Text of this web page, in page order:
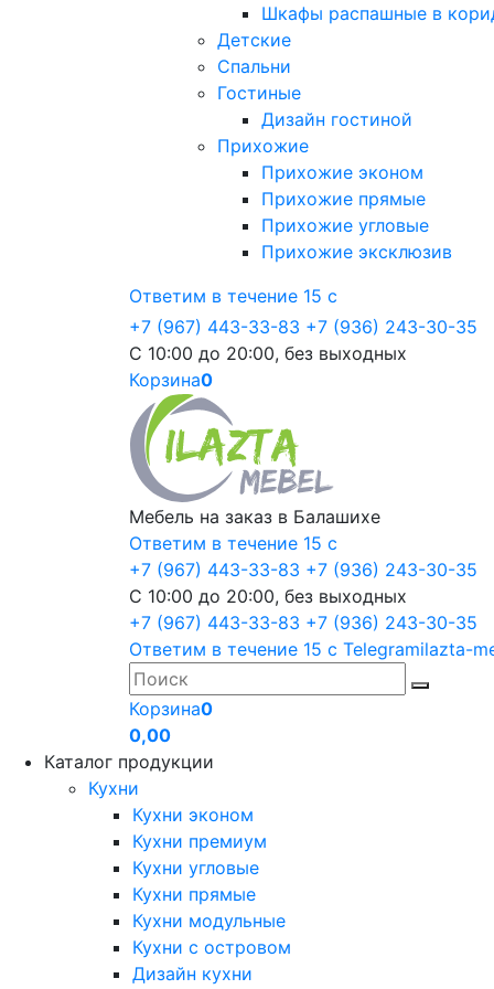
Шкафы распашные в
Детские
Спальни
Гостиные
Дизайн гостиной
Прихожие
Прихожие эконом
Прихожие прямые
Прихожие угловые
Прихожие эксклюзив
Ответим в течение 15 с
+7 (967) 443-33-83 +7 (936) 243-30-35
С 10:00 до 20:00, без выходных
Корзина0
Мебель на заказ в Балашихе
Ответим в течение 15 с
+7 (967) 443-33-83 +7 (936) 243-30-35
С 10:00 до 20:00, без выходных
+7 (967) 443-33-83 +7 (936) 243-30-35
Ответим в течение 15 с Telegramilazta-
Корзина0
0,00
Каталог продукции
Кухни
Кухни эконом
Кухни премиум
Кухни угловые
Кухни прямые
Кухни модульные
Кухни с островом
Дизайн кухни